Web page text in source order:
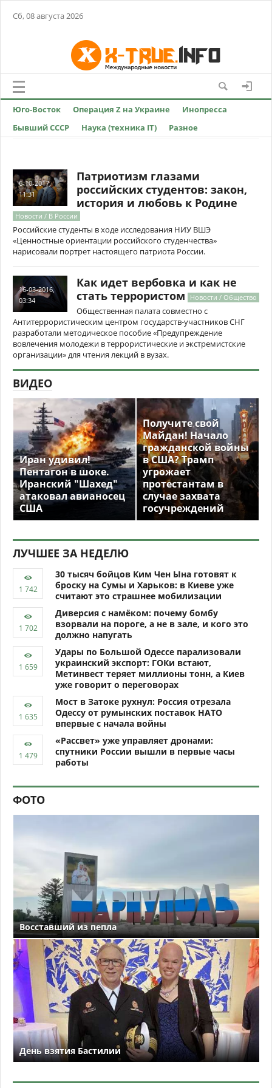
Сб, 08 августа 2026
Юго-Восток Операция Z на Украине
Инопресса
Бывший СССР
Наука (техника IT) Разное
6-10-2017,
11:31
Патриотизм глазами
российских студентов: закон,
история и любовь к Родине
Новости / В России
Российские студенты в ходе исследования НИУ ВШЭ
«Ценностные ориентации российского студенчества»
нарисовали портрет настоящего патриота России.
16-03-2016,
03:34
Как идет вербовка и как не
стать террористом
Новости / Общество
Общественная палата совместно с
Антитеррористическим центром государств-участников СНГ
разработали методическое пособие «Предупреждение
вовлечения молодежи в террористические и экстремистские
организации» для чтения лекций в вузах.
ВИДЕО
Иран удивил!
Пентагон в шоке.
Иранский "Шахед"
атаковал авианосец
США
Получите свой
Майдан! Начало
гражданской войны
в США? Трамп
угрожает
протестантам в
случае захвата
госучреждений
ЛУЧШЕЕ ЗА НЕДЕЛЮ
30 тысяч бойцов Ким Чен Ына готовят к
броску на Сумы и Харьков: в Киеве уже
считают это страшнее мобилизации
Диверсия с намёком: почему бомбу
взорвали на пороге, а не в зале, и кого это
должно напугать
Удары по Большой Одессе парализовали
украинский экспорт: ГОКи встают,
Метинвест теряет миллионы тонн, а Киев
уже говорит о переговорах
Мост в Затоке рухнул: Россия отрезала
Одессу от румынских поставок НАТО
впервые с начала войны
«Рассвет» уже управляет дронами:
спутники России вышли в первые часы
работы
ФОТО
Восставший из пепла
День взятия Бастилии